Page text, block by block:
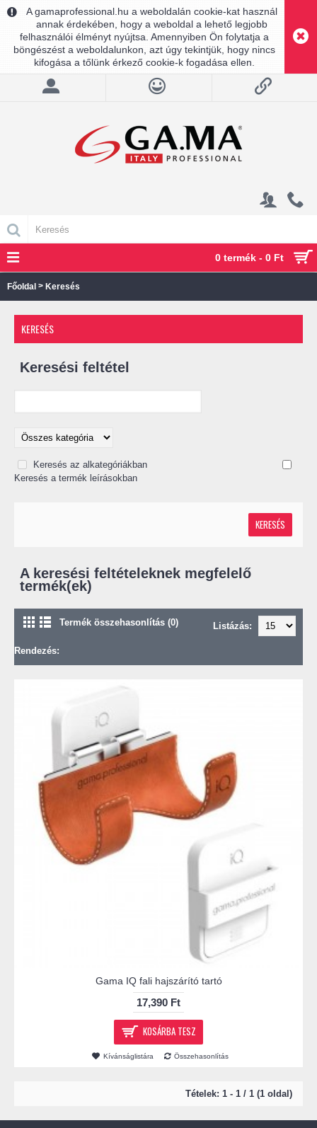
A gamaprofessional.hu a weboldalán cookie-kat használ
annak érdekében, hogy a weboldal a lehető legjobb
felhasználói élményt nyújtsa. Amennyiben Ön folytatja a
böngészést a weboldalunkon, azt úgy tekintjük, hogy nincs
kifogása a tőlünk érkező cookie-k fogadása ellen.
0 termék - 0 Ft
Főoldal > Keresés
KERESÉS
Keresési feltétel
Keresés az alkategóriákban
Keresés a termék leírásokban
A keresési feltételeknek megfelelő
termék(ek)
Termék összehasonlítás (0) Listázás:
Rendezés:
Gama IQ fali hajszárító tartó
17,390 Ft
KOSÁRBA TESZ
Kívánságlistára Összehasonlítás
Tételek: 1 - 1 / 1 (1 oldal)